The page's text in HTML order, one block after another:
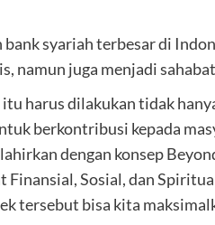
syariah terbesar di
namun juga menjadi
harus dilakukan tidak
berkontribusi kepada
dengan konsep
Sosial, dan
tersebut bisa kita